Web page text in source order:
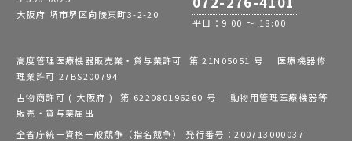
大阪府 堺市堺区向陵東町3-2-20
平日：9:00 ～ 18:00
高度管理医療機器販売業・貸与業許可 第 21N05051 号 医療機器修
理業許可 27BS200794
古物商許可 ( 大阪府 ) 第 622080196260 号 動物用管理医療機器等
販売・貸与業届出
全省庁統一資格一般競争（指名競争） 発行番号：200713000037